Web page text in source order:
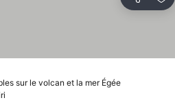
Partager
sur le volcan et la mer Égée